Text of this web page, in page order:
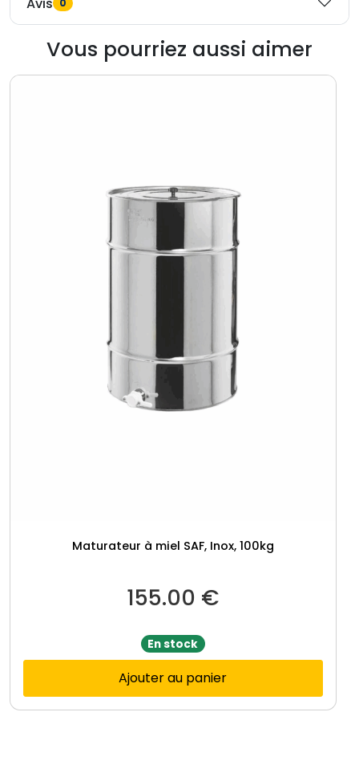
0
Vous pourriez aussi aimer
Maturateur à miel SAF, Inox, 100kg
155.00 €
En stock
Ajouter au panier